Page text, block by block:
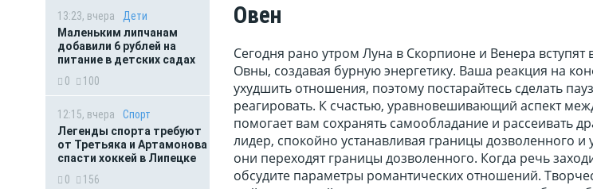
13:23, вчера
Дети
Маленьким липчанам
добавили 6 рублей на
питание в детских садах
0
100
12:15, вчера
Спорт
Легенды спорта требуют
от Третьяка и Артамонова
спасти хоккей в Липецке
0
156
Овен
Сегодня рано утром Луна в Скорпионе и Венера вступят
Овны, создавая бурную энергетику. Ваша реакция на
ухудшить отношения, поэтому постарайтесь сделать
реагировать. К счастью, уравновешивающий аспект
помогает вам сохранять самообладание и рассеивать
лидер, спокойно устанавливая границы дозволенного и
они переходят границы дозволенного. Когда речь
обсудите параметры романтических отношений.